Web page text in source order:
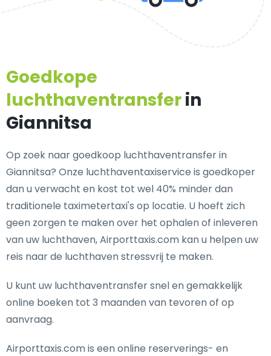
Goedkope
luchthaventransferin
Giannitsa
Op zoek naar goedkoop luchthaventransfer in
Giannitsa? Onze luchthaventaxiservice is goedkoper
dan u verwacht en kost tot wel 40% minder dan
traditionele taximetertaxi's op locatie. U hoeft zich
geen zorgen te maken over het ophalen of inleveren
van uw luchthaven, Airporttaxis.com kan u helpen uw
reis naar de luchthaven stressvrij te maken.
U kunt uw luchthaventransfer snel en gemakkelijk
online boeken tot 3 maanden van tevoren of op
aanvraag.
Airporttaxis.com is een online reserverings- en